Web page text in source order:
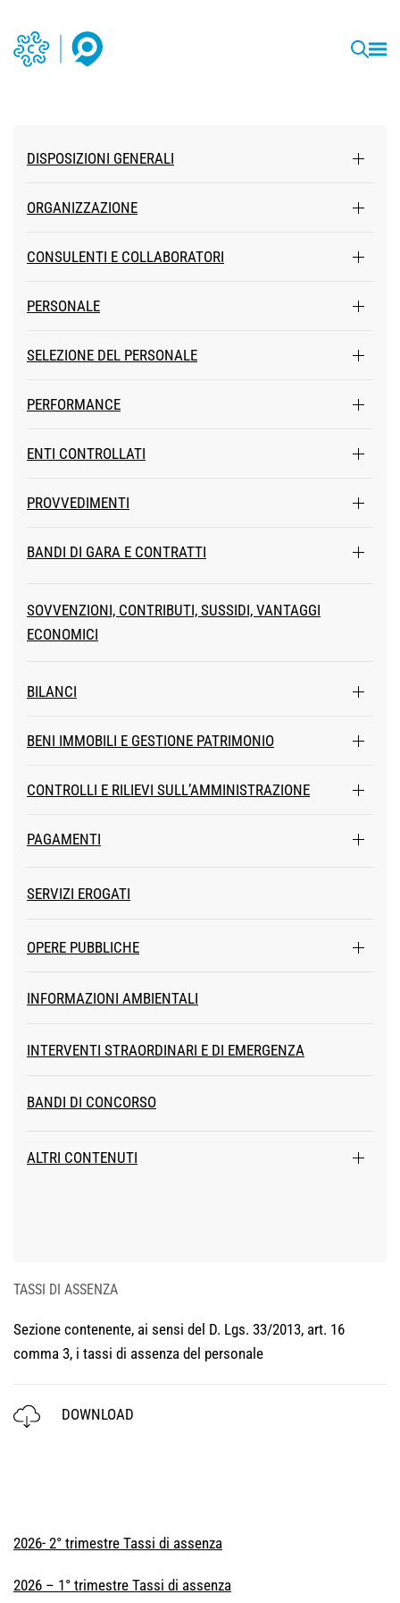
DISPOSIZIONI GENERALI
ORGANIZZAZIONE
CONSULENTI E COLLABORATORI
PERSONALE
SELEZIONE DEL PERSONALE
PERFORMANCE
ENTI CONTROLLATI
PROVVEDIMENTI
BANDI DI GARA E CONTRATTI
SOVVENZIONI, CONTRIBUTI, SUSSIDI, VANTAGGI
ECONOMICI
BILANCI
BENI IMMOBILI E GESTIONE PATRIMONIO
CONTROLLI E RILIEVI SULL’AMMINISTRAZIONE
PAGAMENTI
SERVIZI EROGATI
OPERE PUBBLICHE
INFORMAZIONI AMBIENTALI
INTERVENTI STRAORDINARI E DI EMERGENZA
BANDI DI CONCORSO
ALTRI CONTENUTI
TASSI DI ASSENZA
Sezione contenente, ai sensi del D. Lgs. 33/2013, art. 16
comma 3, i tassi di assenza del personale
DOWNLOAD
2026- 2° trimestre Tassi di assenza
2026 – 1° trimestre Tassi di assenza